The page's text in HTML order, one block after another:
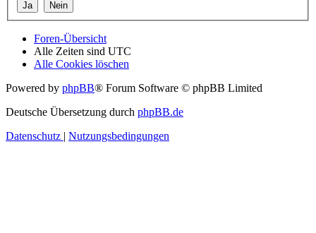
Foren-Übersicht
Alle Zeiten sind UTC
Alle Cookies löschen
Powered by phpBB® Forum Software © phpBB Limited
Deutsche Übersetzung durch phpBB.de
Datenschutz | Nutzungsbedingungen